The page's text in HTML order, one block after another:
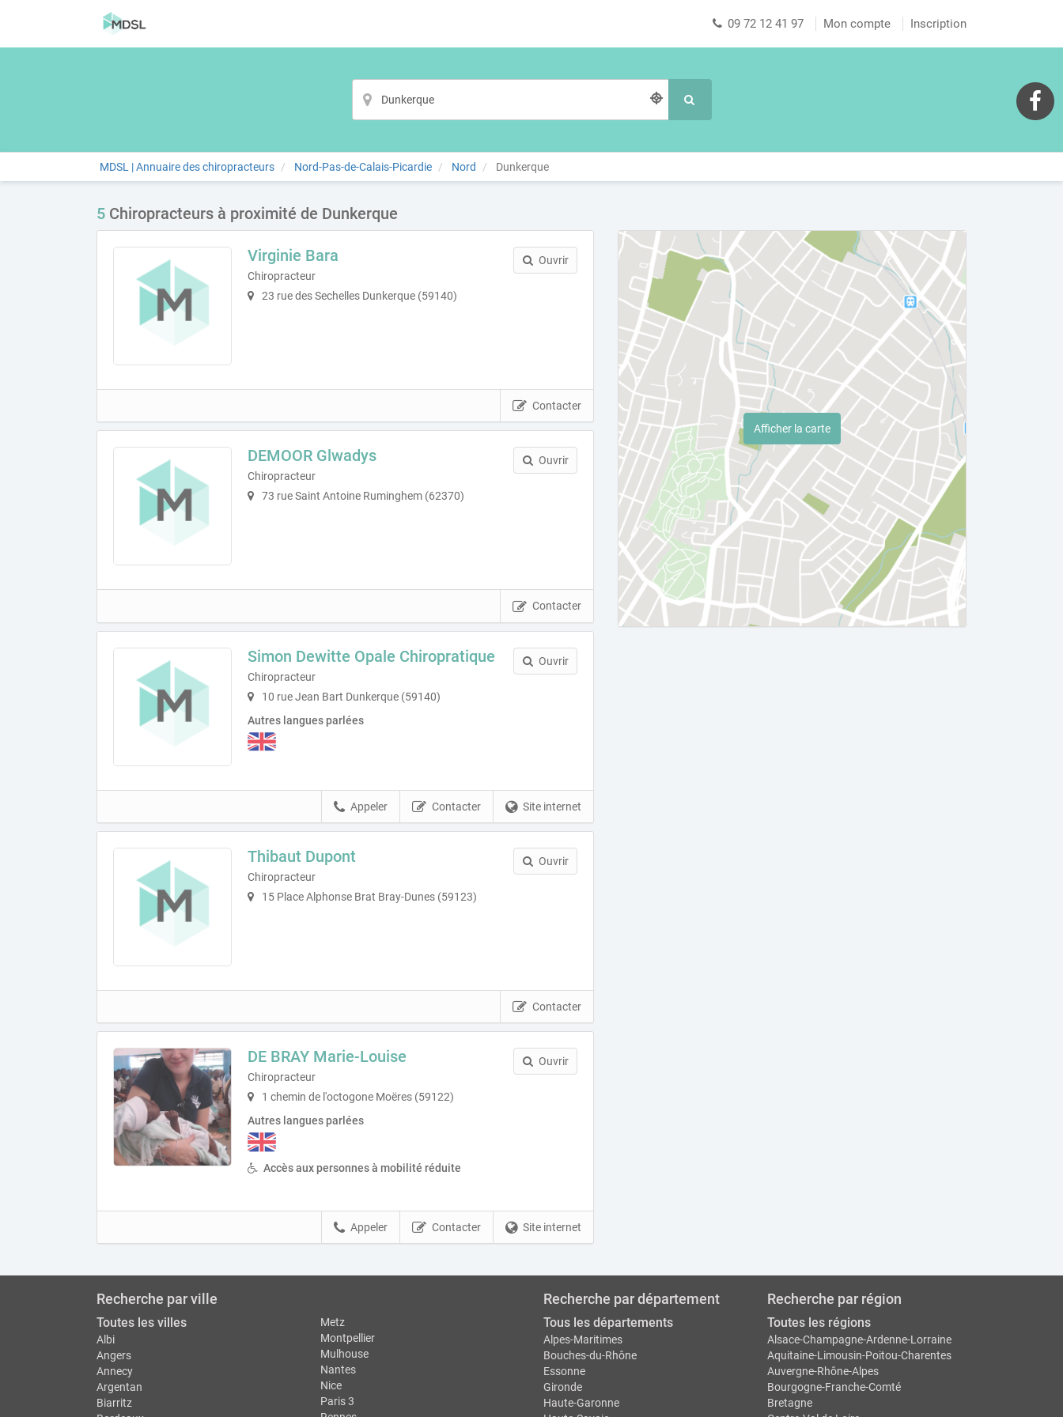
09 72 12 41 97 Mon compte Inscription
MDSL | Annuaire des chiropracteurs Nord-Pas-de-Calais-Picardie Nord Dunkerque
5 Chiropracteurs à proximité de Dunkerque
Virginie Bara
Chiropracteur
23 rue des Sechelles Dunkerque (59140)
Ouvrir
Contacter
DEMOOR Glwadys
Chiropracteur
73 rue Saint Antoine Ruminghem (62370)
Ouvrir
Contacter
Simon Dewitte Opale Chiropratique
Chiropracteur
10 rue Jean Bart Dunkerque (59140)
Autres langues parlées
Ouvrir
Site internet
Contacter
Appeler
Thibaut Dupont
Chiropracteur
15 Place Alphonse Brat Bray-Dunes (59123)
Ouvrir
Contacter
DE BRAY Marie-Louise
Chiropracteur
1 chemin de l'octogone Moëres (59122)
Autres langues parlées
Accès aux personnes à mobilité réduite
Ouvrir
Site internet
Contacter
Appeler
Afficher la carte
Recherche par ville
Toutes les villes
Albi
Angers
Annecy
Argentan
Biarritz
Metz
Montpellier
Mulhouse
Nantes
Nice
Paris 3
Recherche par département
Tous les départements
Alpes-Maritimes
Bouches-du-Rhône
Essonne
Gironde
Haute-Garonne
Recherche par région
Toutes les régions
Alsace-Champagne-Ardenne-Lorraine
Aquitaine-Limousin-Poitou-Charentes
Auvergne-Rhône-Alpes
Bourgogne-Franche-Comté
Bretagne